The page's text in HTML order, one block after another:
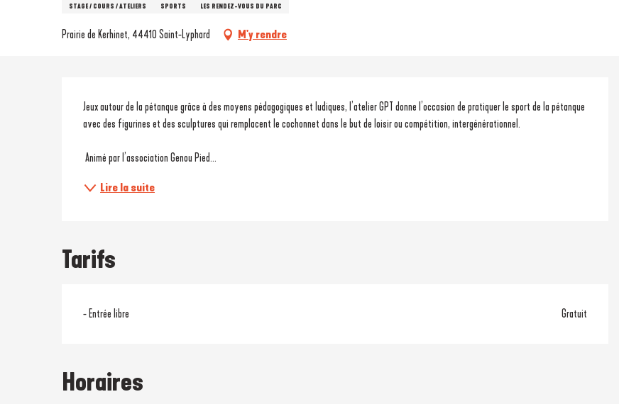
STAGE / COURS / ATELIERS SPORTS LES RENDEZ-VOUS DU PARC
Prairie de Kerhinet, 44410 Saint-Lyphard M'y rendre
Description
Jeux autour de la pétanque grâce à des moyens pédagogiques et ludiques, l’atelier GPT donne l’occasion de pratiquer le sport de la pétanque
avec des figurines et des sculptures qui remplacent le cochonnet dans le but de loisir ou compétition, intergénérationnel.
Animé par l’association Genou Pied...
Lire la suite
Tarifs
- Entrée libre Gratuit
Horaires